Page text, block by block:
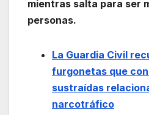
mientras salta para ser
personas.
La Guardia Civil
furgonetas que
sustraídas
narcotráfico